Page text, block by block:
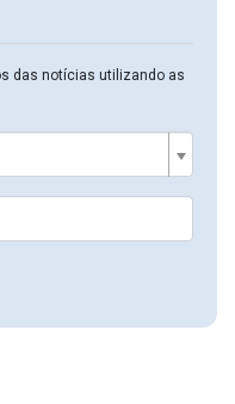
das notícias utilizando as